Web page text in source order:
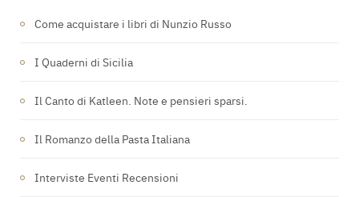
Come acquistare i libri di Nunzio Russo
I Quaderni di Sicilia
Il Canto di Katleen. Note e pensieri sparsi.
Il Romanzo della Pasta Italiana
Interviste Eventi Recensioni